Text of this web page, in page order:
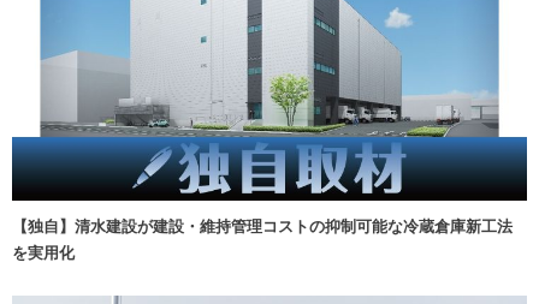
【独自】清水建設が建設・維持管理コストの抑制可能な冷蔵倉庫新工法
を実用化